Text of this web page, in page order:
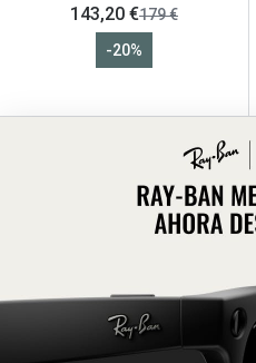
ahora:
143,20 €antes:
179 €
-20%